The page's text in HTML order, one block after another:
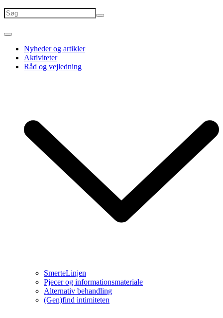
Nyheder og artikler
Aktiviteter
Råd og vejledning
SmerteLinjen
Pjecer og informationsmateriale
Alternativ behandling
(Gen)find intimiteten